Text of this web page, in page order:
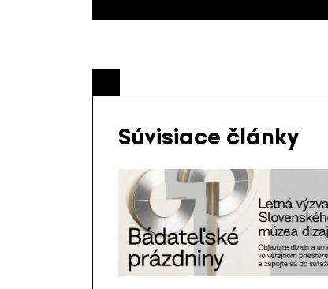
Súvisiace články